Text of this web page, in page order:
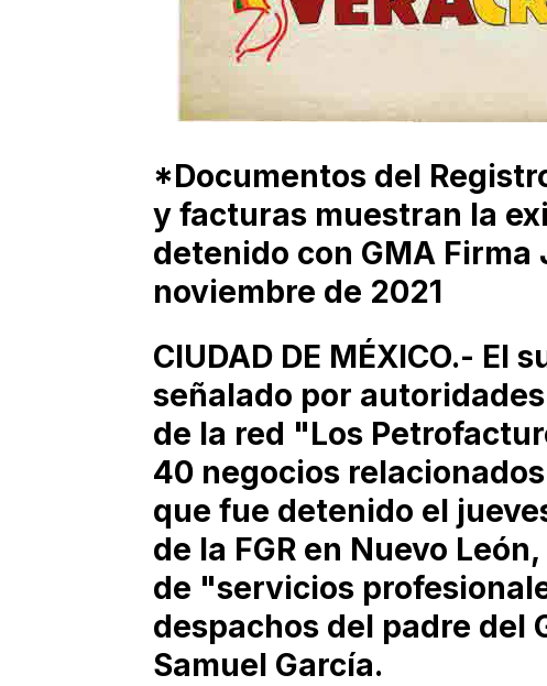
*Documentos del
y facturas muestran la
detenido con GMA
noviembre de 2021
CIUDAD DE MÉXICO.- El
señalado por
de la red "Los
40 negocios
que fue detenido el
de la FGR en Nuevo
de "servicios
despachos del padre del
Samuel García.